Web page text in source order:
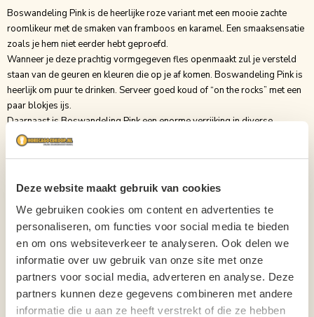
Deze website maakt gebruik van cookies
We gebruiken cookies om content en advertenties te
personaliseren, om functies voor social media te bieden
en om ons websiteverkeer te analyseren. Ook delen we
informatie over uw gebruik van onze site met onze
partners voor social media, adverteren en analyse. Deze
partners kunnen deze gegevens combineren met andere
informatie die u aan ze heeft verstrekt of die ze hebben
Boswandeling Pink is de heerlijke roze variant met een mooie zachte
roomlikeur met de smaken van framboos en karamel. Een smaaksensatie
zoals je hem niet eerder hebt geproefd.
Wanneer je deze prachtig vormgegeven fles openmaakt zul je versteld
staan van de geuren en kleuren die op je af komen. Boswandeling Pink is
heerlijk om puur te drinken. Serveer goed koud of “on the rocks” met een
paar blokjes ijs.
Daarnaast is Boswandeling Pink een enorme verrijking in diverse
recepten, cocktails of desserts. Ben je benieuwd geworden naar alle
Inhoud
70cl
Soort Likeuren
Binnenlands? Nee
Fles
Aantal per verpakking 1